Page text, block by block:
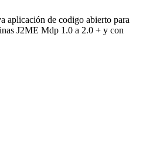
aplicación de codigo abierto para
J2ME Mdp 1.0 a 2.0 + y con